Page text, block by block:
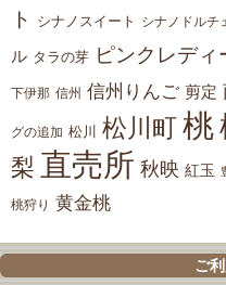
ト
シナノスイート シナノドルチ
ル タラの芽 ピンクレディ
下伊那 信州 信州りんご 剪定
グの追加 松川 松川町 桃
梨 直売所 秋映 紅玉
桃狩り 黄金桃
ご